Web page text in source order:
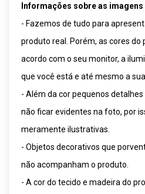
Informações sobre as
- Fazemos de tudo para
produto real. Porém, as cores do
acordo com o seu monitor, a
que você está e até mesmo a
- Além da cor pequenos
não ficar evidentes na foto, por
meramente ilustrativas.
- Objetos decorativos que
não acompanham o produto.
- A cor do tecido e madeira do